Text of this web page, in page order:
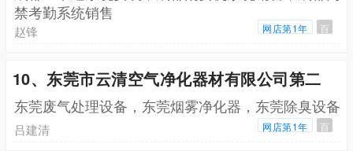
禁考勤系统销售
赵锋 网店第1年 百
10、东莞市云清空气净化器材有限公司第二
东莞废气处理设备，东莞烟雾净化器，东莞除臭设备
吕建清 网店第1年 百